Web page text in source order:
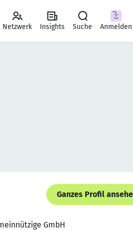
Netzwerk Insights Suche Anmelden
Ganzes Profil
GmbH